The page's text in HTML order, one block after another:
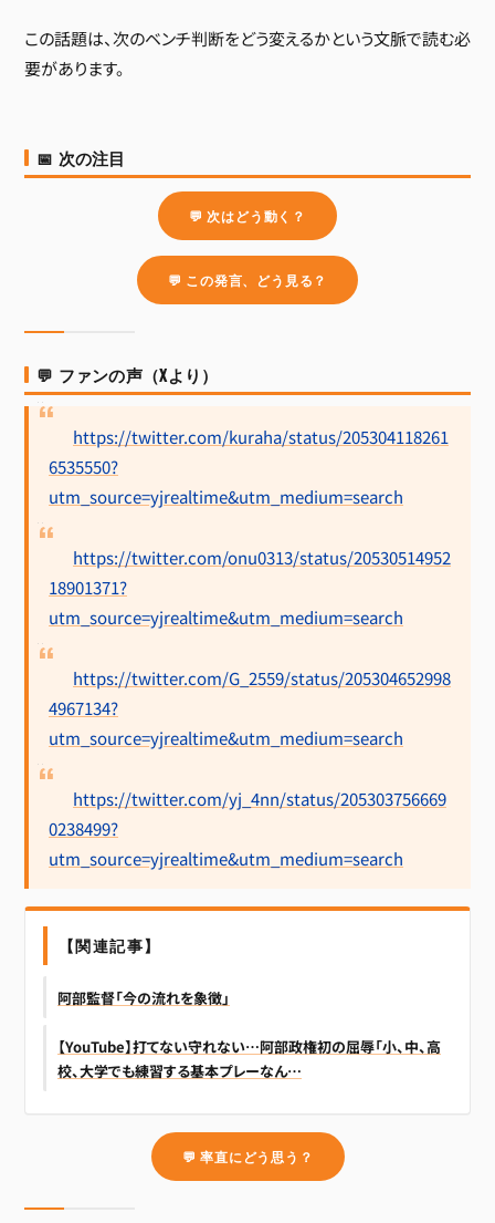
この話題は、次のベンチ判断をどう変えるかという文脈で読む必
要があります。
📅 次の注目
💬 次はどう動く？
💬 この発言、どう見る？
💬 ファンの声（Xより）
https://twitter.com/kuraha/status/205304118261
6535550?
utm_source=yjrealtime&utm_medium=search
https://twitter.com/onu0313/status/20530514952
18901371?
utm_source=yjrealtime&utm_medium=search
https://twitter.com/G_2559/status/205304652998
4967134?
utm_source=yjrealtime&utm_medium=search
https://twitter.com/yj_4nn/status/205303756669
0238499?
utm_source=yjrealtime&utm_medium=search
【関連記事】
阿部監督「今の流れを象徴」
【YouTube】打てない守れない…阿部政権初の屈辱「小、中、高
校、大学でも練習する基本プレーなん…
💬 率直にどう思う？